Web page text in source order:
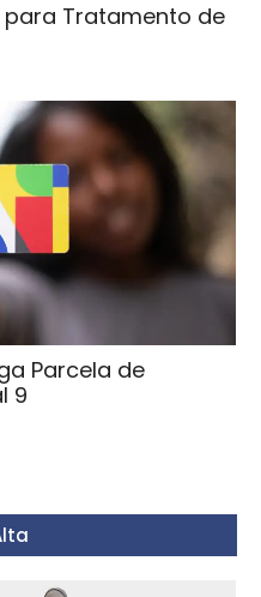
para Tratamento de
Parcela de
9